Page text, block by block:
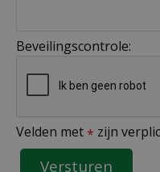
Beveilingscontrole:
Velden met * zijn